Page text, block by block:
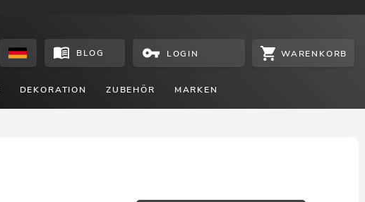
BLOG LOGIN WARENKORB
DEKORATION ZUBEHÖR MARKEN